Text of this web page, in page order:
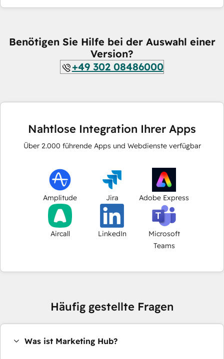
Benötigen Sie Hilfe bei der Auswahl einer
Version?
+49 302 08486000
Nahtlose Integration Ihrer Apps
Über 2.000 führende Apps und Webdienste verfügbar
Amplitude Jira Adobe Express
Aircall LinkedIn
Microsoft
Teams
Häufig gestellte Fragen
Was ist Marketing Hub?